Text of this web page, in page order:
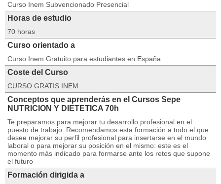
Curso Inem Subvencionado Presencial
Horas de estudio
70 horas
Curso orientado a
Curso Inem Gratuito para estudiantes en España
Coste del Curso
CURSO GRATIS INEM
Conceptos que aprenderás en el Cursos Sepe
NUTRICION Y DIETETICA 70h
Te preparamos para mejorar tu desarrollo profesional en el
puesto de trabajo. Recomendamos esta formación a todo el que
desee mejorar su perfil profesional para insertarse en el mundo
laboral o para mejorar su posición en el mismo: este es el
momento más indicado para formarse ante los retos que supone
el futuro
Formación dirigida a